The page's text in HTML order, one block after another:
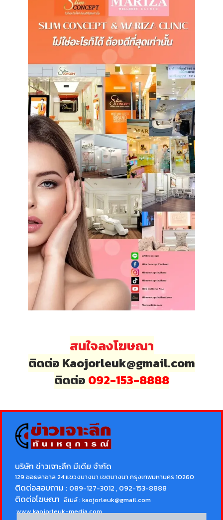
สนใจลงโฆษณา
ติดต่อ Kaojorleuk@gmail.com
ติดต่อ 092-153-8888
บริษัท ข่าวเจาะลึก มีเดีย จำกัด
129 ซอยลาซาล 24 แขวงบางนา เขตบางนา กรุงเทพมหานคร 10260
ติดต่อสอบถาม : 089-127-3012 , 092-153-8888
ติดต่อโฆษณา อีเมล์ :kaojorleuk@gmail.com
www.kaojorleuk-media.com